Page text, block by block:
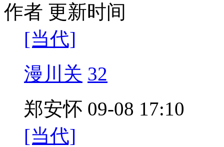
作者 更新时间
[当代]
漫川关 32
郑安怀 09-08 17:10
[当代]